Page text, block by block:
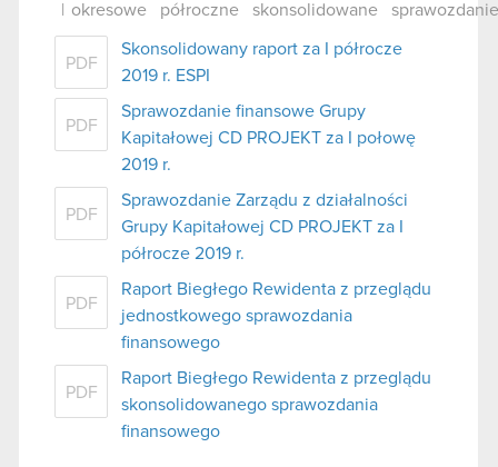
okresowe półroczne skonsolidowane sprawozdanie
PDF
Skonsolidowany raport za I półrocze
2019 r. ESPI
PDF
Sprawozdanie finansowe Grupy
Kapitałowej CD PROJEKT za I połowę
2019 r.
PDF
Sprawozdanie Zarządu z działalności
Grupy Kapitałowej CD PROJEKT za I
półrocze 2019 r.
PDF
Raport Biegłego Rewidenta z przeglądu
jednostkowego sprawozdania
finansowego
PDF
Raport Biegłego Rewidenta z przeglądu
skonsolidowanego sprawozdania
finansowego